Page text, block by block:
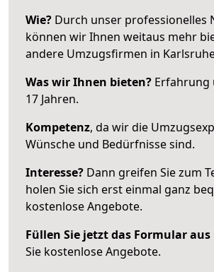
Wie? Durch unser professionelles
können wir Ihnen weitaus mehr
andere Umzugsfirmen in
Was wir Ihnen bieten? Erfahrung
17 Jahren.
Kompetenz, da wir die
Wünsche und Bedürfnisse sind.
Interesse? Dann greifen Sie zum
holen Sie sich erst einmal ganz
kostenlose Angebote.
Füllen Sie jetzt das Formular aus
Sie kostenlose Angebote.